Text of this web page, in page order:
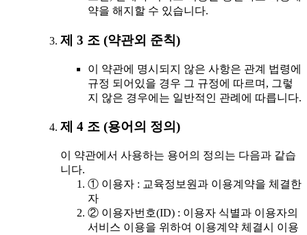
약을 해지할 수 있습니다.
제 3 조 (약관외 준칙)
이 약관에 명시되지 않은 사항은 관계 법령에
규정 되어있을 경우 그 규정에 따르며, 그렇
지 않은 경우에는 일반적인 관례에 따릅니다.
제 4 조 (용어의 정의)
이 약관에서 사용하는 용어의 정의는 다음과 같습
니다.
① 이용자 : 교육정보원과 이용계약을 체결한
자
② 이용자번호(ID) : 이용자 식별과 이용자의
서비스 이용을 위하여 이용계약 체결시 이용